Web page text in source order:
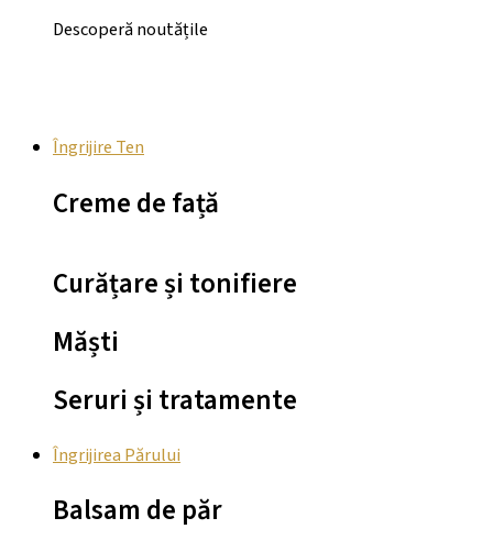
Descoperă noutățile
Îngrijire Ten
Creme de față
Curățare și tonifiere
Măști
Seruri și tratamente
Îngrijirea Părului
Balsam de păr